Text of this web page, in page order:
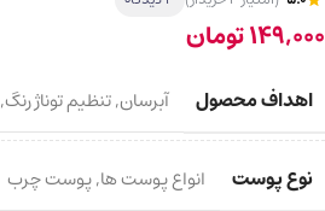
149,000تومان
اهداف محصول آبرسان,تنظیم توناژ رنگ,
نوع پوست انواع پوست ها,پوست چرب